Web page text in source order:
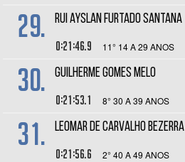
29. RUI AYSLAN FURTADO SANTANA
0:21:46.9 11° 14 A 29 ANOS
30. GUILHERME GOMES MELO
0:21:53.1 8° 30 A 39 ANOS
31. LEOMAR DE CARVALHO BEZERRA
0:21:56.6 2° 40 A 49 ANOS